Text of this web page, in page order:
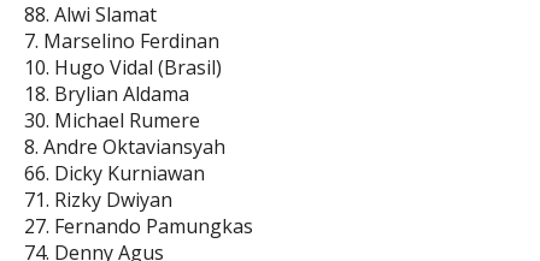
88. Alwi Slamat
7. Marselino Ferdinan
10. Hugo Vidal (Brasil)
18. Brylian Aldama
30. Michael Rumere
8. Andre Oktaviansyah
66. Dicky Kurniawan
71. Rizky Dwiyan
27. Fernando Pamungkas
74. Denny Agus